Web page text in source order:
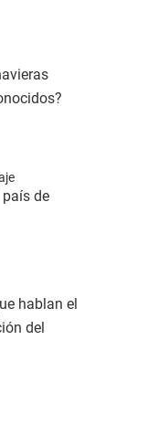
de
hablan el
del